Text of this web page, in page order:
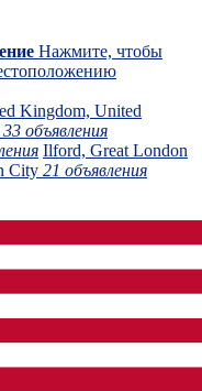
Нажмите, чтобы
Kingdom, United
33 объявления
Ilford, Great London
City 21 объявления